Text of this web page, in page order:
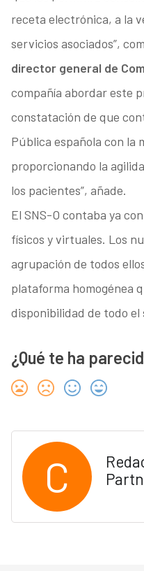
receta electrónica, a la
servicios asociados”,
director general de
compañía abordar este
constatación de que
Pública española con la
proporcionando la
los pacientes”, añade.
El SNS-O contaba ya
físicos y virtuales. Los
agrupación de todos
plataforma homogénea
disponibilidad de todo el
¿Qué te ha
C